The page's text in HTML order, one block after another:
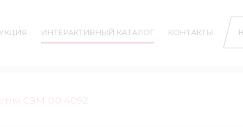
ИНТЕРАКТИВНЫЙ КАТАЛОГ КОНТАКТЫ
СЗМ 00.4092